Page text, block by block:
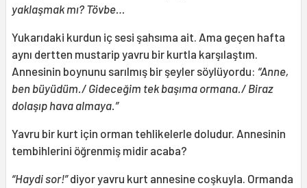
yaklaşmak mı? Tövbe…
Yukarıdaki kurdun iç sesi şahsıma ait. Ama geçen hafta
aynı dertten mustarip yavru bir kurtla karşılaştım.
Annesinin boynunu sarılmış bir şeyler söylüyordu: “Anne,
ben büyüdüm./ Gideceğim tek başıma ormana./ Biraz
dolaşıp hava almaya.”
Yavru bir kurt için orman tehlikelerle doludur. Annesinin
tembihlerini öğrenmiş midir acaba?
“Haydi sor!”diyor yavru kurt annesine coşkuyla. Ormanda